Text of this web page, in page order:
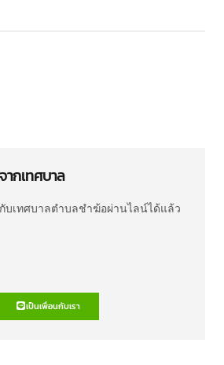
ากเทศบาล
บเทศบาลตำบลชำฆ้อผ่านไลน์ได้แล้ว
เป็นเพื่อนกับเรา